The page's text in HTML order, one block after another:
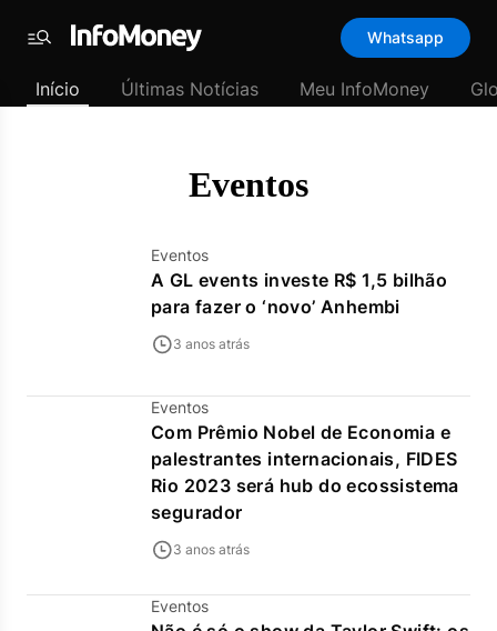
padrão
Últimas
Menu
Whatsapp
Início Últimas Notícias Meu InfoMoney
Eventos
Eventos
A GL events investe R$ 1,5 bilhão
para fazer o ‘novo’ Anhembi
3 anos atrás
Eventos
Com Prêmio Nobel de Economia e
palestrantes internacionais, FIDES
Rio 2023 será hub do ecossistema
segurador
3 anos atrás
Eventos